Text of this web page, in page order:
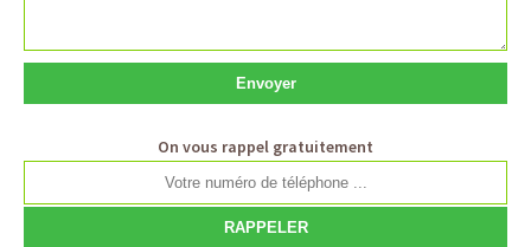
On vous rappel gratuitement